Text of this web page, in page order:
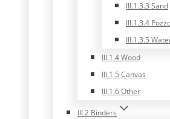
III.1.3.3 Sand
III.1.3.4
III.1.3.5
III.1.4 Wood
III.1.5 Canvas
III.1.6 Other
III.2 Binders